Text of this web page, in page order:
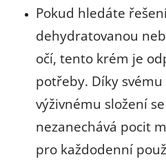
Pokud hledáte
dehydratovanou
očí, tento krém je
potřeby. Díky
výživnému složení
nezanechává pocit
pro každodenní